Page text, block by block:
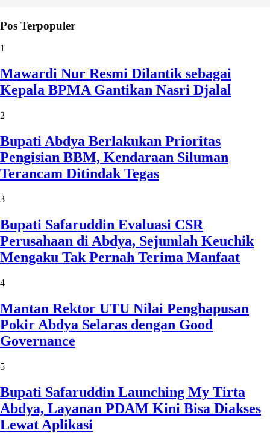
Pos Terpopuler
1
Mawardi Nur Resmi Dilantik sebagai
Kepala BPMA Gantikan Nasri Djalal
2
Bupati Abdya Berlakukan Prioritas
Pengisian BBM, Kendaraan Siluman
Terancam Ditindak Tegas
3
Bupati Safaruddin Evaluasi CSR
Perusahaan di Abdya, Sejumlah Keuchik
Mengaku Tak Pernah Terima Manfaat
4
Mantan Rektor UTU Nilai Penghapusan
Pokir Abdya Selaras dengan Good
Governance
5
Bupati Safaruddin Launching My Tirta
Abdya, Layanan PDAM Kini Bisa Diakses
Lewat Aplikasi